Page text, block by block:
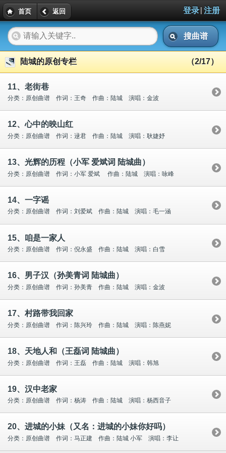
首页 返回 登录| 注册
搜曲谱
陆城的原创专栏 （2/17）
11、老街巷
分类：原创曲谱 作词：王奇 作曲：陆城 演唱：金波
12、心中的映山红
分类：原创曲谱 作词：逯君 作曲：陆城 演唱：耿婕妤
13、光辉的历程（小军 爱斌词 陆城曲）
分类：原创曲谱 作词：小军 爱斌 作曲：陆城 演唱：咏峰
14、一字谣
分类：原创曲谱 作词：刘爱斌 作曲：陆城 演唱：毛一涵
15、咱是一家人
分类：原创曲谱 作词：倪永盛 作曲：陆城 演唱：白雪
16、男子汉（孙美青词 陆城曲）
分类：原创曲谱 作词：孙美青 作曲：陆城 演唱：金波
17、村路带我回家
分类：原创曲谱 作词：陈兴玲 作曲：陆城 演唱：陈燕妮
18、天地人和（王磊词 陆城曲）
分类：原创曲谱 作词：王磊 作曲：陆城 演唱：韩旭
19、汉中老家
分类：原创曲谱 作词：杨涛 作曲：陆城 演唱：杨西音子
20、进城的小妹（又名：进城的小妹你好吗）
分类：原创曲谱 作词：马正建 作曲：陆城 小军 演唱：李让